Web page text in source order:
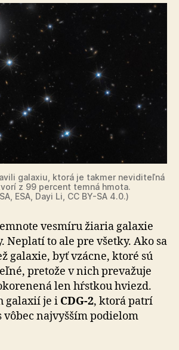
galaxiu, ktorá je takmer neviditeľná
z 99 percent temná hmota.
ESA, Dayi Li, CC BY-SA 4.0.)
vesmíru žiaria galaxie
Neplatí to ale pre všetky. Ako sa
galaxie, byť vzácne, ktoré sú
pretože v nich prevažuje
len hŕstkou hviezd.
galaxií je i CDG-2, ktorá patrí
vôbec najvyšším podielom